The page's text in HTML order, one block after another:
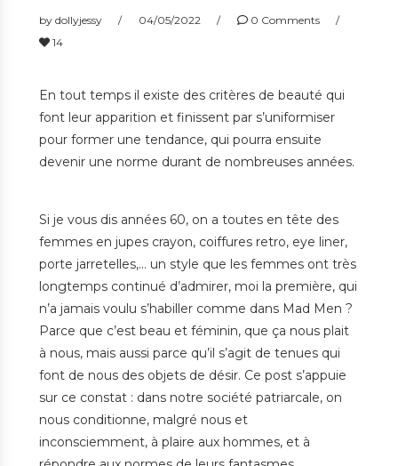
by dollyjessy 04/05/2022
0 Comments
14
En tout temps il existe des critères de beauté qui
font leur apparition et finissent par s’uniformiser
pour former une tendance, qui pourra ensuite
devenir une norme durant de nombreuses années.
Si je vous dis années 60, on a toutes en tête des
femmes en jupes crayon, coiffures retro, eye liner,
porte jarretelles,… un style que les femmes ont très
longtemps continué d’admirer, moi la première, qui
n’a jamais voulu s’habiller comme dans Mad Men ?
Parce que c’est beau et féminin, que ça nous plait
à nous, mais aussi parce qu’il s’agit de tenues qui
font de nous des objets de désir. Ce post s’appuie
sur ce constat : dans notre société patriarcale, on
nous conditionne, malgré nous et
inconsciemment, à plaire aux hommes, et à